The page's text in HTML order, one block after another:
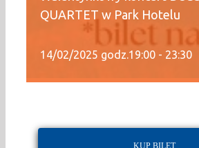
QUARTET w Park Hotelu
14/02/2025 godz.19:00 - 23:30